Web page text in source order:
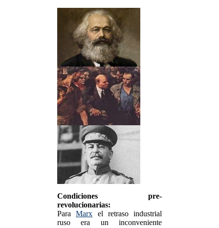
Condiciones pre-
revolucionarias:
ParaMarx el retraso industrial
ruso era un inconveniente